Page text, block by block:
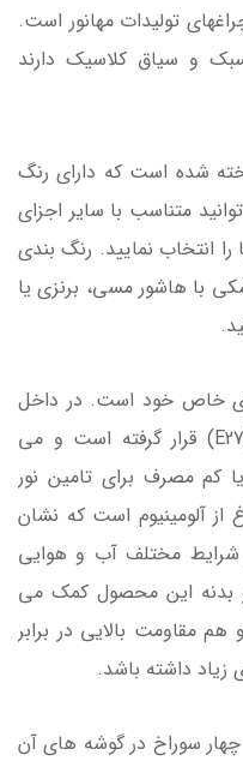
تولیدات مهانور است.
و سیاق کلاسیک دارند
شده است که دارای رنگ
متناسب با سایر اجزای
انتخاب نمایید. رنگ بندی
با هاشور مسی، برنزی یا
خاص خود است. در داخل
حباب یک سرپیچ اندازه معمولی (E27) قرار گرفته است و می
کم مصرف برای تامین نور
از آلومینیوم است که نشان
مختلف آب و هوایی
در بدنه این محصول کمک می
مقاومت بالایی در برابر
زیاد داشته باشد.
سوراخ در گوشه های آن